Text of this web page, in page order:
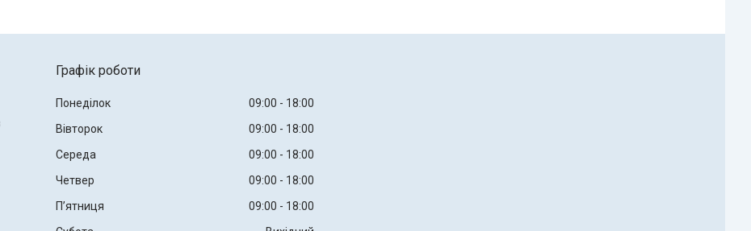
Графік роботи
Понеділок 09:00
18:00
Вівторок
09:00
18:00
Середа
09:00
18:00
Четвер
09:00
18:00
Пʼятниця
09:00
18:00